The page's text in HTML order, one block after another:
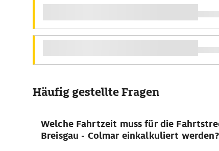
Häufig gestellte Fragen
Welche Fahrtzeit muss für die
Breisgau - Colmar einkalkuliert werden?